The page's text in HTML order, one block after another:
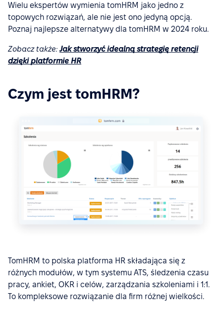
Wielu ekspertów wymienia tomHRM jako jedno z
topowych rozwiązań, ale nie jest ono jedyną opcją.
Poznaj najlepsze alternatywy dla tomHRM w 2024 roku.
Zobacz także: Jak stworzyć idealną strategię retencji
dzięki platformie HR
Czym jest tomHRM?
TomHRM to polska platforma HR składająca się z
różnych modułów, w tym systemu ATS, śledzenia czasu
pracy, ankiet, OKR i celów, zarządzania szkoleniami i 1:1.
To kompleksowe rozwiązanie dla firm różnej wielkości.